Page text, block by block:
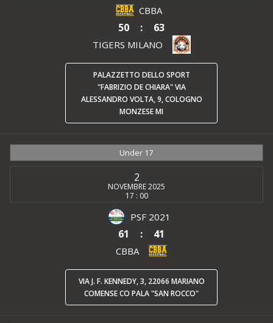
CBBA
50 : 63
TIGERS MILANO
PALAZZETTO DELLO SPORT
"FABRIZIO DE CHIARA" VIA
ALESSANDRO VOLTA, 9, COLOGNO
MONZESE MI
Under 17
2
NOVEMBRE 2025
17 : 00
PSF 2021
61 : 41
CBBA
VIA J. F. KENNEDY, 3, 22066 MARIANO
COMENSE CO PALA "SAN ROCCO"